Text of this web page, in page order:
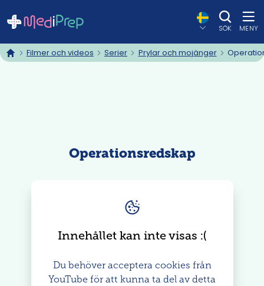
SÖK MENY
hem Filmer och videos Serier Prylar och mojänger
Operationsredskap
Innehållet kan inte visas : (
Du behöver acceptera cookies från
YouTube för att kunna ta del av detta